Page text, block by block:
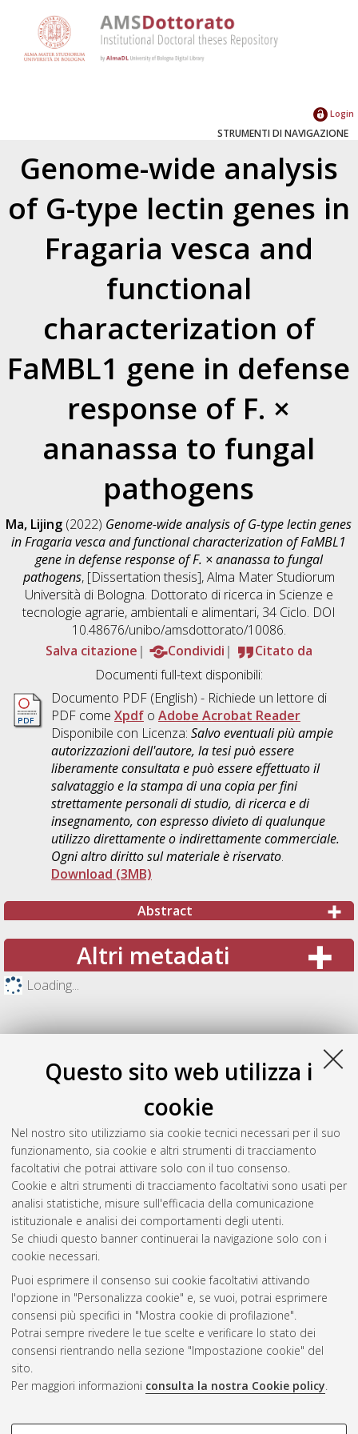
Questo sito web utilizza i
cookie
Nel nostro sito utilizziamo sia cookie tecnici necessari per il suo
funzionamento, sia cookie e altri strumenti di tracciamento
facoltativi che potrai attivare solo con il tuo consenso.
Cookie e altri strumenti di tracciamento facoltativi sono usati per
analisi statistiche, misure sull'efficacia della comunicazione
istituzionale e analisi dei comportamenti degli utenti.
Se chiudi questo banner continuerai la navigazione solo con i
cookie necessari.
Puoi esprimere il consenso sui cookie facoltativi attivando
l'opzione in "Personalizza cookie" e, se vuoi, potrai esprimere
consensi più specifici in "Mostra cookie di profilazione".
Potrai sempre rivedere le tue scelte e verificare lo stato dei
consensi rientrando nella sezione "Impostazione cookie" del
sito.
Per maggiori informazioni consulta la nostra Cookie policy.
COOKIE DI PROFILAZIONE -
Login
STRUMENTI DI NAVIGAZIONE
Genome-wide analysis
of G-type lectin genes in
Fragaria vesca and
functional
characterization of
FaMBL1 gene in defense
response of F. ×
ananassa to fungal
pathogens
Ma, Lijing (2022) Genome-wide analysis of G-type lectin genes
in Fragaria vesca and functional characterization of FaMBL1
gene in defense response of F. × ananassa to fungal
pathogens, [Dissertation thesis], Alma Mater Studiorum
Università di Bologna. Dottorato di ricerca in Scienze e
tecnologie agrarie, ambientali e alimentari, 34 Ciclo. DOI
10.48676/unibo/amsdottorato/10086.
Salva citazione
Condividi
Citato da
Documenti full-text disponibili:
Documento PDF(English) - Richiede un lettore di
PDF come Xpdfo Adobe Acrobat Reader
Disponibile con Licenza: Salvo eventuali più ampie
autorizzazioni dell'autore, la tesi può essere
liberamente consultata e può essere effettuato il
salvataggio e la stampa di una copia per fini
strettamente personali di studio, di ricerca e di
insegnamento, con espresso divieto di qualunque
utilizzo direttamente o indirettamente commerciale.
Ogni altro diritto sul materiale è riservato.
Download (3MB)
Abstract
Altri metadati
Loading...
Gestione del documento:
Atom
Rss 1.0
Rss 2.0
ISSN: 2038-7946
Impostazioni Cookie